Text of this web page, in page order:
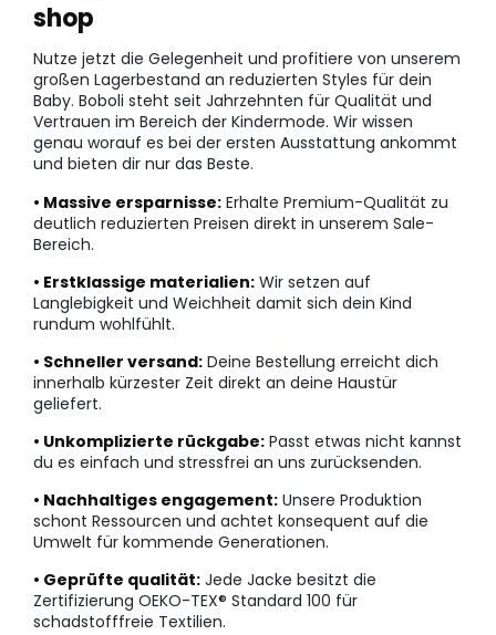
shop
Nutze jetzt die Gelegenheit und profitiere von unserem
großen Lagerbestand an reduzierten Styles für dein
Baby. Boboli steht seit Jahrzehnten für Qualität und
Vertrauen im Bereich der Kindermode. Wir wissen
genau worauf es bei der ersten Ausstattung ankommt
und bieten dir nur das Beste.
• Massive ersparnisse: Erhalte Premium-Qualität zu
deutlich reduzierten Preisen direkt in unserem Sale-
Bereich.
• Erstklassige materialien: Wir setzen auf
Langlebigkeit und Weichheit damit sich dein Kind
rundum wohlfühlt.
• Schneller versand: Deine Bestellung erreicht dich
innerhalb kürzester Zeit direkt an deine Haustür
geliefert.
• Unkomplizierte rückgabe: Passt etwas nicht kannst
du es einfach und stressfrei an uns zurücksenden.
• Nachhaltiges engagement: Unsere Produktion
schont Ressourcen und achtet konsequent auf die
Umwelt für kommende Generationen.
• Geprüfte qualität: Jede Jacke besitzt die
Zertifizierung OEKO-TEX® Standard 100 für
schadstofffreie Textilien.